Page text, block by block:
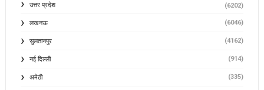
उत्तर प्रदेश (6202)
लखनऊ (6046)
सुलतानपुर (4162)
नई दिल्ली (914)
अमेठी (335)